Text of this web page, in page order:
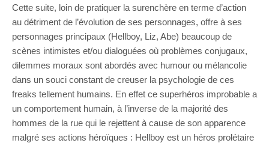
Cette suite, loin de pratiquer la surenchère en terme d’action
au détriment de l’évolution de ses personnages, offre à ses
personnages principaux (Hellboy, Liz, Abe) beaucoup de
scènes intimistes et/ou dialoguées où problèmes conjugaux,
dilemmes moraux sont abordés avec humour ou mélancolie
dans un souci constant de creuser la psychologie de ces
freaks tellement humains. En effet ce superhéros improbable a
un comportement humain, à l’inverse de la majorité des
hommes de la rue qui le rejettent à cause de son apparence
malgré ses actions héroïques : Hellboy est un héros prolétaire